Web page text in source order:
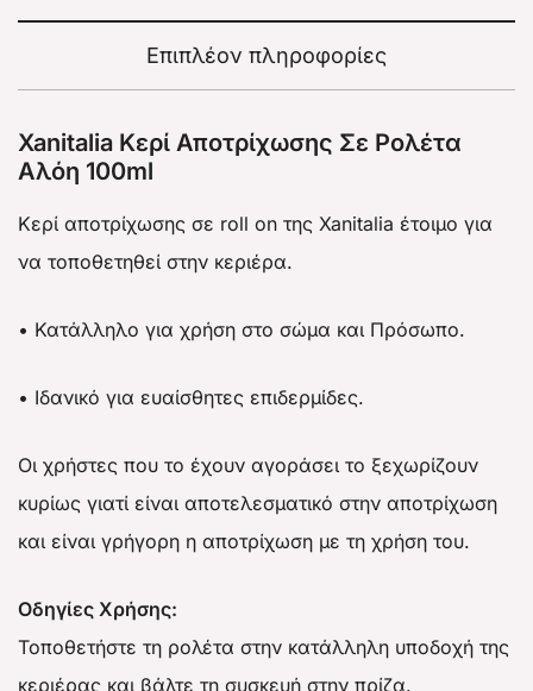
Επιπλέον πληροφορίες
Xanitalia Κερί Αποτρίχωσης Σε Ρολέτα
Αλόη 100ml
Κερί αποτρίχωσης σε roll on της Xanitalia έτοιμο για
να τοποθετηθεί στην κεριέρα.
• Κατάλληλο για χρήση στο σώμα και Πρόσωπο.
• Ιδανικό για ευαίσθητες επιδερμίδες.
Οι χρήστες που το έχουν αγοράσει το ξεχωρίζουν
κυρίως γιατί είναι αποτελεσματικό στην αποτρίχωση
και είναι γρήγορη η αποτρίχωση με τη χρήση του.
Οδηγίες Χρήσης:
Τοποθετήστε τη ρολέτα στην κατάλληλη υποδοχή της
κεριέρας και βάλτε τη συσκευή στην πρίζα.